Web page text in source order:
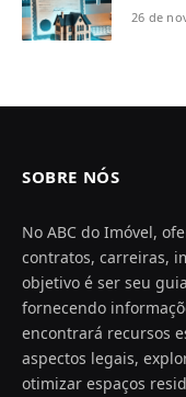
26 de
SOBRE NÓS
No ABC do Imóvel,
contratos, carreiras,
objetivo é ser seu
fornecendo
encontrará recursos
aspectos legais,
otimizar espaços